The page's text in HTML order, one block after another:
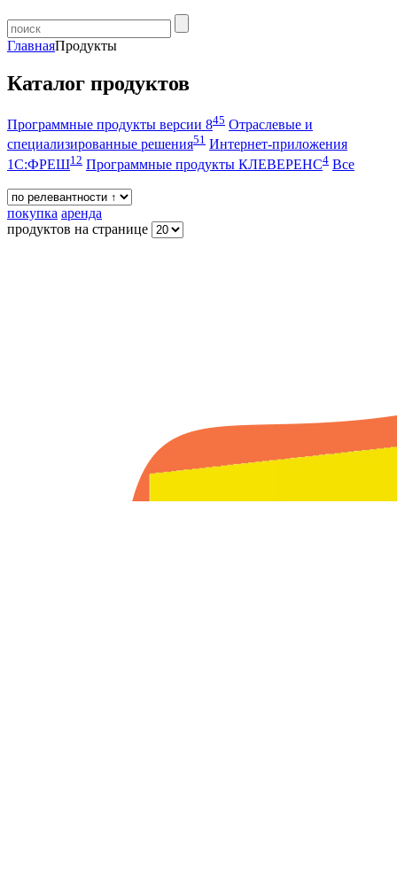
ГлавнаяПродукты
Каталог продуктов
Программные продукты версии 845 Отраслевые и
специализированные решения51 Интернет-приложения
1С:ФРЕШ12 Программные продукты КЛЕВЕРЕНС4 Все
покупка аренда
продуктов на странице